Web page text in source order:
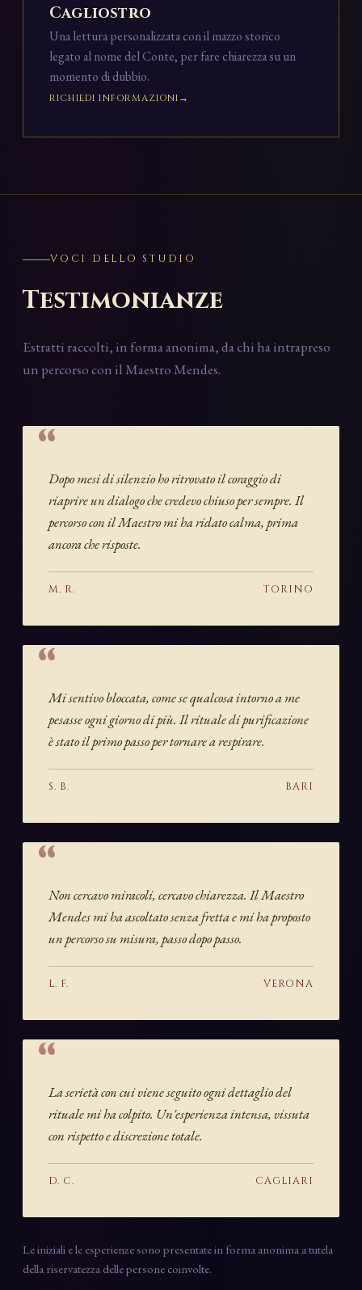
Cagliostro
Una lettura personalizzata con il mazzo storico
legato al nome del Conte, per fare chiarezza su un
momento di dubbio.
RICHIEDI INFORMAZIONI
VOCI DELLO STUDIO
Testimonianze
Estratti raccolti, in forma anonima, da chi ha intrapreso
un percorso con il Maestro Mendes.
Dopo mesi di silenzio ho ritrovato il coraggio di
riaprire un dialogo che credevo chiuso per sempre. Il
percorso con il Maestro mi ha ridato calma, prima
ancora che risposte.
M. R. TORINO
Mi sentivo bloccata, come se qualcosa intorno a me
pesasse ogni giorno di più. Il rituale di purificazione
è stato il primo passo per tornare a respirare.
S. B. BARI
Non cercavo miracoli, cercavo chiarezza. Il Maestro
Mendes mi ha ascoltato senza fretta e mi ha proposto
un percorso su misura, passo dopo passo.
L. F. VERONA
La serietà con cui viene seguito ogni dettaglio del
rituale mi ha colpito. Un'esperienza intensa, vissuta
con rispetto e discrezione totale.
D. C. CAGLIARI
Le iniziali e le esperienze sono presentate in forma anonima a tutela
della riservatezza delle persone coinvolte.